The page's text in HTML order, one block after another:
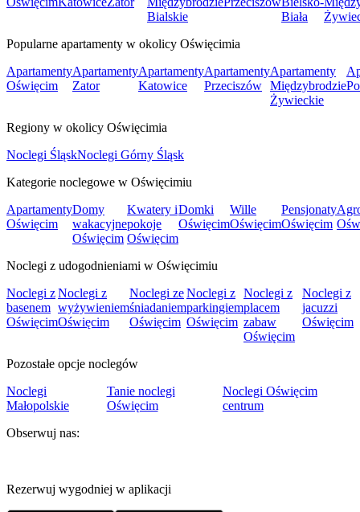
Bialskie
Biała
Popularne apartamenty w okolicy Oświęcimia
Apartamenty
Oświęcim
Apartamenty
Zator
Apartamenty
Katowice
Apartamenty
Przeciszów
Apartamenty
Międzybrodzie
Żywieckie
Regiony w okolicy Oświęcimia
Noclegi ŚląskNoclegi Górny Śląsk
Kategorie noclegowe w Oświęcimiu
Apartamenty
Oświęcim
Domy
wakacyjne
Oświęcim
Kwatery i
pokoje
Oświęcim
Domki
Oświęcim
Wille
Oświęcim
Pensjonaty
Oświęcim
Noclegi z udogodnieniami w Oświęcimiu
Noclegi z
basenem
Oświęcim
Noclegi z
wyżywieniem
Oświęcim
Noclegi ze
śniadaniem
Oświęcim
Noclegi z
parkingiem
Oświęcim
Noclegi z
placem
zabaw
Oświęcim
Noclegi z
jacuzzi
Oświęcim
Pozostałe opcje noclegów
Noclegi
Małopolskie
Tanie noclegi
Oświęcim
Noclegi Oświęcim
centrum
Obserwuj nas:
Rezerwuj wygodniej w aplikacji